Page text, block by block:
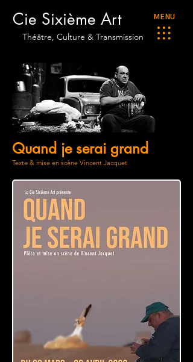
Cie Sixième Art
Théâtre, Culture & Transmission
MENU
Quand je serai grand
Texte & mise en scène Vincent Jacquet​